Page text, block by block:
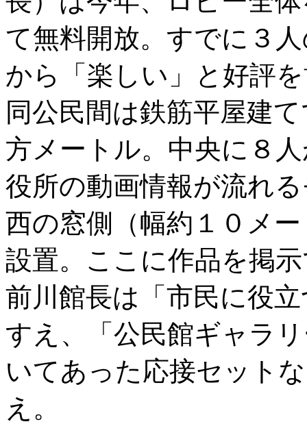
て無料開放。すでに３
から「楽しい」と好評
同公民間は鉄筋平屋建
方メートル。中央に８
役所の動画情報が流れ
西の窓側（幅約１０メ
設置。ここに作品を掲
前川館長は「市民に役
すえ、「公民館ギャラ
いてあった応接セット
え。